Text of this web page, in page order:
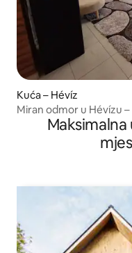
Kuća – Hévíz
Miran odmor u Hévízu